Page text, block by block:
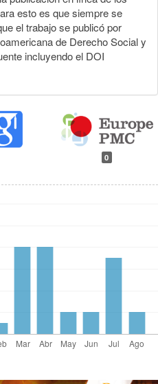
esto es que siempre se
el trabajo se publicó por
de Derecho Social y
incluyendo el DOI
0